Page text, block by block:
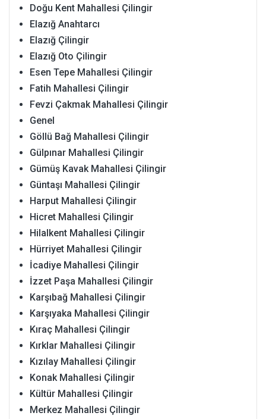
Doğu Kent Mahallesi Çilingir
Elazığ Anahtarcı
Elazığ Çilingir
Elazığ Oto Çilingir
Esen Tepe Mahallesi Çilingir
Fatih Mahallesi Çilingir
Fevzi Çakmak Mahallesi Çilingir
Genel
Göllü Bağ Mahallesi Çilingir
Gülpınar Mahallesi Çilingir
Gümüş Kavak Mahallesi Çilingir
Güntaşı Mahallesi Çilingir
Harput Mahallesi Çilingir
Hicret Mahallesi Çilingir
Hilalkent Mahallesi Çilingir
Hürriyet Mahallesi Çilingir
İcadiye Mahallesi Çilingir
İzzet Paşa Mahallesi Çilingir
Karşıbağ Mahallesi Çilingir
Karşıyaka Mahallesi Çilingir
Kıraç Mahallesi Çilingir
Kırklar Mahallesi Çilingir
Kızılay Mahallesi Çilingir
Konak Mahallesi Çilingir
Kültür Mahallesi Çilingir
Merkez Mahallesi Çilingir